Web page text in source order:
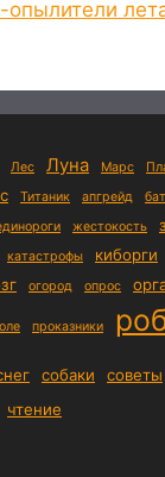
Лес Луна Марс
Титаник апгрейд
жестокость
катастрофы киборги
огород опрос
проказники
собаки советы
чтение